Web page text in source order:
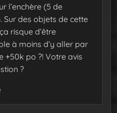
l’enchère (5 de
Sur des objets de cette
risque d’être
à moins d’y aller par
+50k po ?! Votre avis
?